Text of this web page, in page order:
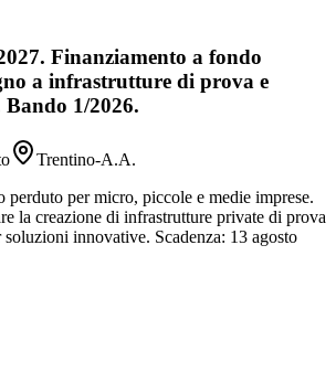
Finanziamento a fondo
a infrastrutture di prova e
Bando 1/2026.
Trentino-A.A.
perduto per micro, piccole e medie imprese.
la creazione di infrastrutture private di prova
soluzioni innovative. Scadenza: 13 agosto